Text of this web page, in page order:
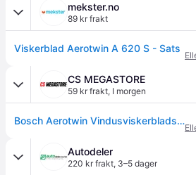
mekster.no
89 kr frakt
Viskerblad Aerotwin A 620 S - Sats
CS MEGASTORE
59 kr frakt, I morgen
Bosch Aerotwin Vindusviskerbladsett - A620S
Autodeler
220 kr frakt, 3–5 dager